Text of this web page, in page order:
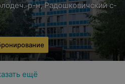
р-н, Радошковичский c-
ещё